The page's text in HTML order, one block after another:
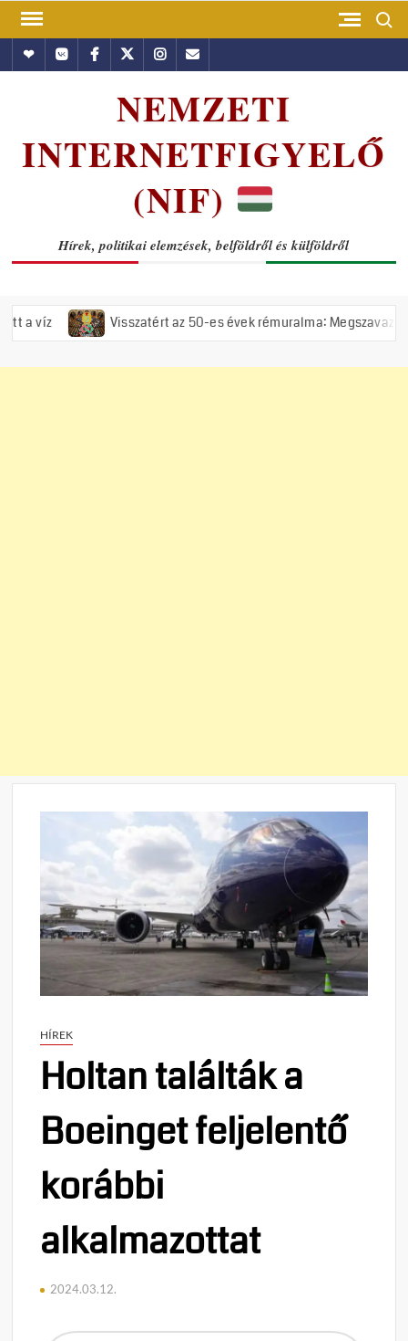
Skip
contentHundubVkontakte
Facebook
TwitterInstagram
Email
NEMZETI
INTERNETFIGYELŐ
(NIF)
Hírek, politikai elemzések, belföldről és külföldről
Visszatért az 50-es évek rémuralma: Megszavazta az
HÍREK
Holtan találták a
Boeinget feljelentő
korábbi
alkalmazottat
2024.03.12.